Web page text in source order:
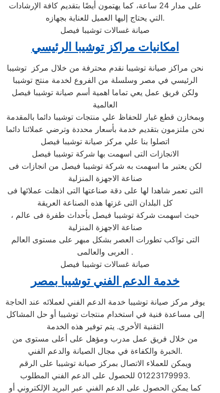
على مدار 24 ساعة، كما يهتمون أيضًا بتقديم كافة الإرشادات
التي يحتاج إليها العميل للعناية بجهازه.
صيانة غسالات توشيبا فيصل
امكانيات مراكز توشيبا الرئيسي
نحن مراكز صيانة توشيبا نقدم محترفة من خلال مركز توشيبا
الرئيسي في مصر وسلسلة من الفروع لخدمة منتج توشيبا
ولكن فريق عمل يعي تماما اهمية أسم صيانة توشيبا فيصل
العالمية
وبمخازن قطع غيار للحفاظ علي منتجات توشيبا دائما بالمقدمة
نحن ملتزمون بتقديم خدمة بأسعار محددة وترضي عملائنا دائما
اتصلوا بنا علي مركز صيانة توشيبا فيصل
الانجازات التى اسهمت بها شركة توشيبا فيصل
لكن يعتبر ما اسهمت به شركة توشيبا فيصل من انجازات فى
صناعة الاجهزة المنزلية
التى تعمر شاهدا لها على دقة صناعتها التى اذهلت عملائها فى
كل البلدان التى غزتها هذه الصناعة العريقة
، حيث اسهمت شركة توشيبا فيصل بأحداث طفرة فى عالم
صناعة الاجهزة المنزلية
التى تواكب تطورات العصر بشكل مبهر على مستوى العالم
العربى والعالمى .
صيانة غسالات توشيبا فيصل
خدمة الدعم الفني توشيبا بمصر
يوفر مركز صيانة توشيبا خدمة الدعم الفني لعملائه عند الحاجة
إلى مساعدة فنية في استخدام منتجات توشيبا أو حل المشاكل
التقنية الأخرى. يتم توفير هذه الخدمة
من خلال فريق عمل مدرب ومؤهل على أعلى مستوى من
الخبرة والكفاءة في مجال الصيانة والدعم الفني.
ويمكن للعملاء الاتصال بمركز صيانة توشيبا على الرقم
01223179993 للحصول على الدعم الفني المطلوب.
كما يمكن الحصول على الدعم الفني عبر البريد الإلكتروني أو